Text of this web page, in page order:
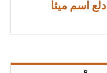
دلع اسم ميثا